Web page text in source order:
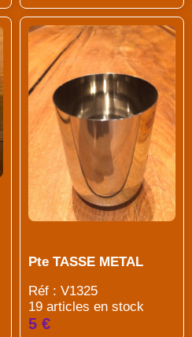
Pte TASSE METAL
Réf : V1325
19 articles en stock
5 €